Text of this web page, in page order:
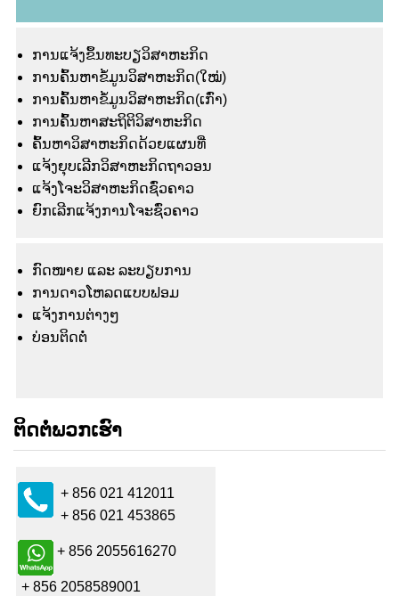
ການແຈ້ງຂຶ້ນທະບຽວິສາຫະກິດ
ການຄົ້ນຫາຂໍ້ມູນວິສາຫະກິດ(ໃໝ່)
ການຄົ້ນຫາຂໍ້ມູນວິສາຫະກິດ(ເກົ່າ)
ການຄົ້ນຫາສະຖິຕິວິສາຫະກິດ
ຄົ້ນຫາວິສາຫະກິດດ້ວຍແຜນທີ່
ແຈ້ງຍຸບເລີກວິສາຫະກິດຖາວອນ
ແຈ້ງໂຈະວິສາຫະກິດຊົ່ວຄາວ
ຍົກເລີກແຈ້ງການໂຈະຊົ່ວຄາວ
ກົດໜາຍ ແລະ ລະບຽບການ
ການດາວໂຫລດແບບຟອມ
ແຈ້ງ​ການ​ຕ່າງໆ
ບ່ອນຕິດຕໍ່
ຕິດຕໍ່ພວກເຮົາ
+ 856 021 412011
+ 856 021 453865
+ 856 2055616270
+ 856 2058589001